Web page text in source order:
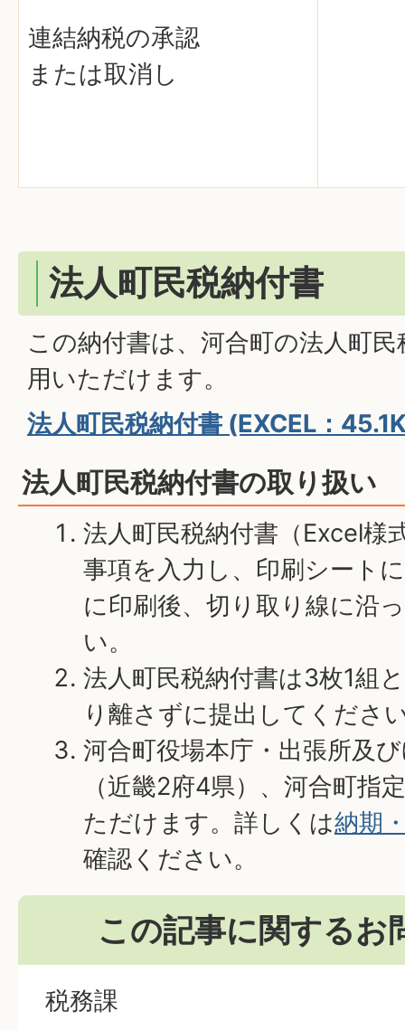
連結納税の承認
または取消し
法人町民税納付書
この納付書は、河合町の法人町
用いただけます。
法人町民税納付書 (EXCEL：
法人町民税納付書の取り扱い
法人町民税納付書（Excel様
事項を入力し、印刷シート
に印刷後、切り取り線に沿
い。
法人町民税納付書は3枚1組
り離さずに提出してくださ
河合町役場本庁・出張所及
（近畿2府4県）、河合町指
ただけます。詳しくは納期
確認ください。
この記事に関するお
税務課